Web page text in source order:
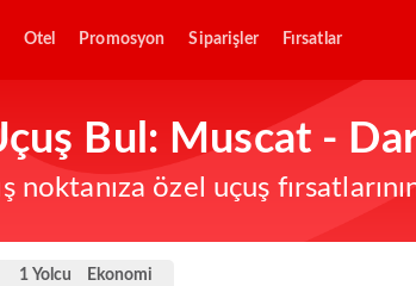
Otel Promosyon Siparişler Fırsatlar
Bul: Muscat -
noktanıza özel uçuş
1 Yolcu Ekonomi